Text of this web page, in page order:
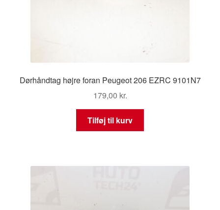
Dørhåndtag højre foran Peugeot 206 EZRC 9101N7
179,00 kr.
Tilføj til kurv